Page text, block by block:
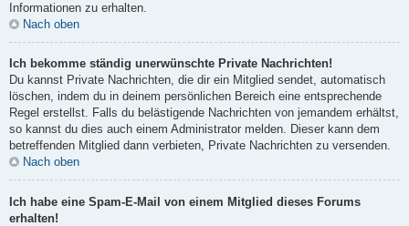
Informationen zu erhalten.
Nach oben
Ich bekomme ständig unerwünschte Private Nachrichten!
Du kannst Private Nachrichten, die dir ein Mitglied sendet, automatisch
löschen, indem du in deinem persönlichen Bereich eine entsprechende
Regel erstellst. Falls du belästigende Nachrichten von jemandem erhältst,
so kannst du dies auch einem Administrator melden. Dieser kann dem
betreffenden Mitglied dann verbieten, Private Nachrichten zu versenden.
Nach oben
Ich habe eine Spam-E-Mail von einem Mitglied dieses Forums
erhalten!